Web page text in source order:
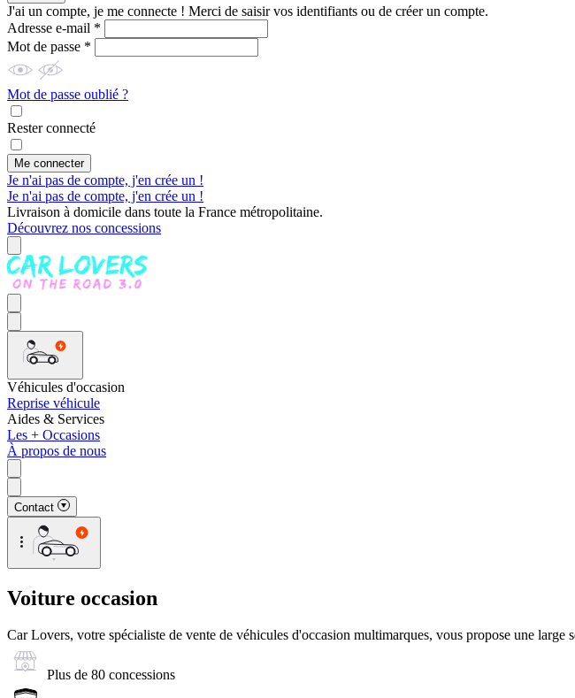
J'ai un compte, je me connecte ! Merci de saisir vos identifiants ou de créer un compte.
Adresse e-mail *
Mot de passe *
Mot de passe oublié ?
Rester connecté
Me connecter
Je n'ai pas de compte, j'en crée un !
Je n'ai pas de compte, j'en crée un !
Livraison à domicile dans toute la France métropolitaine.
Découvrez nos concessions
Véhicules d'occasion
Reprise véhicule
Aides & Services
Les + Occasions
À propos de nous
Contact
Voiture occasion
Car Lovers, votre spécialiste de vente de véhicules d'occasion multimarques, vous propose une
Plus de 80 concessions